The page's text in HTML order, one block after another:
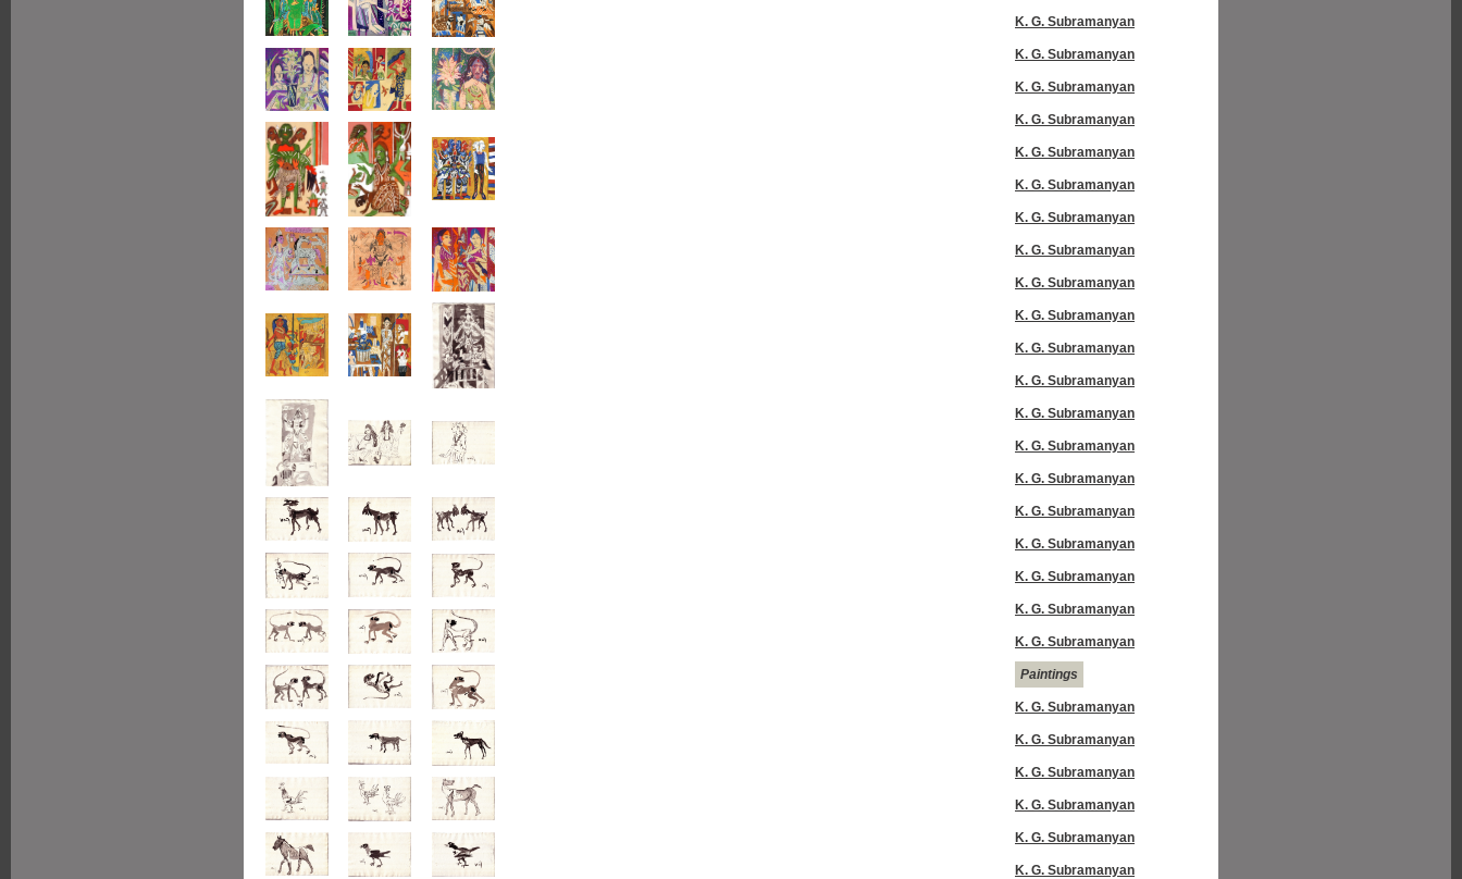
K. G. Subramanyan
K. G. Subramanyan
K. G. Subramanyan
K. G. Subramanyan
K. G. Subramanyan
K. G. Subramanyan
K. G. Subramanyan
K. G. Subramanyan
K. G. Subramanyan
K. G. Subramanyan
K. G. Subramanyan
K. G. Subramanyan
K. G. Subramanyan
K. G. Subramanyan
K. G. Subramanyan
K. G. Subramanyan
K. G. Subramanyan
K. G. Subramanyan
K. G. Subramanyan
K. G. Subramanyan
Paintings
K. G. Subramanyan
K. G. Subramanyan
K. G. Subramanyan
K. G. Subramanyan
K. G. Subramanyan
K. G. Subramanyan